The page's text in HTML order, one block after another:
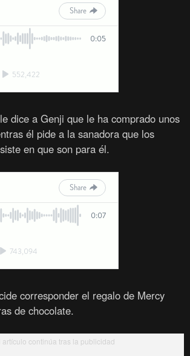
dice a Genji que le ha comprado unos
él pide a la sanadora que los
en que son para él.
corresponder el regalo de Mercy
de chocolate.